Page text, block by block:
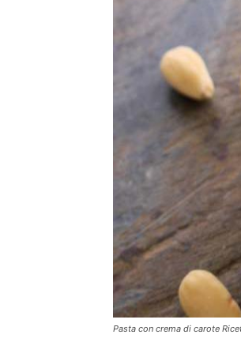
Pasta con crema di carote